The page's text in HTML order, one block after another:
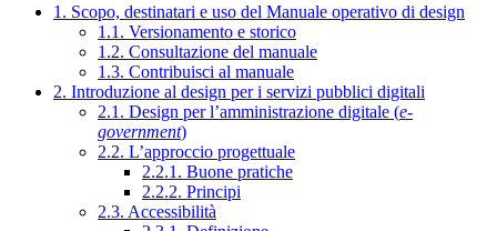
1. Scopo, destinatari e uso del Manuale operativo di design
1.1. Versionamento e storico
1.2. Consultazione del manuale
1.3. Contribuisci al manuale
2. Introduzione al design per i servizi pubblici digitali
2.1. Design per l’amministrazione digitale (e-
government)
2.2. L’approccio progettuale
2.2.1. Buone pratiche
2.2.2. Principi
2.3. Accessibilità